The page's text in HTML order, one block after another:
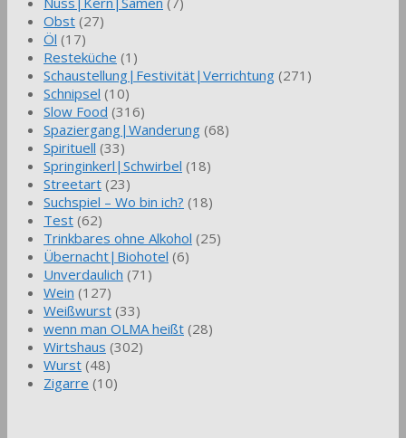
Obst (27)
Öl (17)
Resteküche (1)
Schaustellung|Festivität|Verrichtung (271)
Schnipsel (10)
Slow Food (316)
Spaziergang|Wanderung (68)
Spirituell (33)
Springinkerl|Schwirbel (18)
Streetart (23)
Suchspiel – Wo bin ich? (18)
Test (62)
Trinkbares ohne Alkohol (25)
Übernacht|Biohotel (6)
Unverdaulich (71)
Wein (127)
Weißwurst (33)
wenn man OLMA heißt (28)
Wirtshaus (302)
Wurst (48)
Zigarre (10)